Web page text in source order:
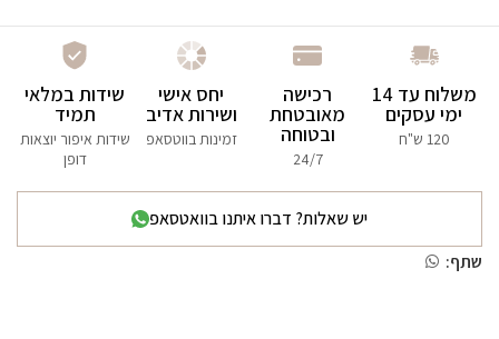
משלוח עד 14
ימי עסקים
120 ש"ח
רכישה
מאובטחת
ובטוחה
24/7
יחס אישי
ושירות אדיב
זמינות בווטסאפ
שידות במלאי
תמיד
שידות איפור יוצאות
דופן
יש שאלות? דברו איתנו בוואטסאפ
שתף: